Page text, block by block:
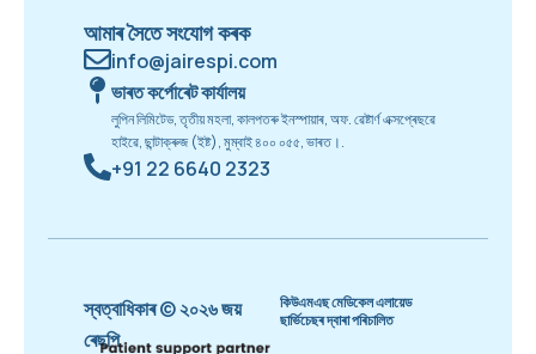
আমাৰ সৈতে সংযোগ কৰক
info@jairespi.com
ভাৰত কৰ্পোৰেট কাৰ্যালয়
লুপিন লিমিটেড, তৃতীয় মহলা, কালপতৰু ইনস্পায়াৰ, অফ. ৱেষ্টাৰ্ণ এক্সপ্ৰেছৱে
হাইৱে, ছান্টাক্ৰুজ (ইষ্ট), মুম্বাই ৪০০ ০৫৫, ভাৰত।.
+91 22 6640 2323
স্বত্বাধিকাৰ © ২০২৬ জয়
ৰেছপি
কিউএমএছ মেডিকেল এলায়েড
ছাৰ্ভিচেছৰ দ্বাৰা পৰিচালিত